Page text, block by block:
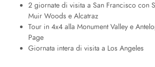
2 giornate di visita a San Francisco con
Muir Woods e Alcatraz
Tour in 4x4 alla Monument Valley e
Page
Giornata intera di visita a Los Angeles